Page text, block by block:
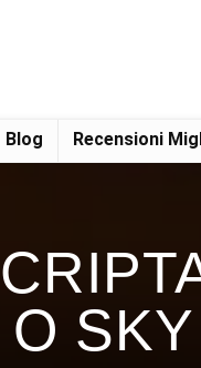
Blog Recensioni